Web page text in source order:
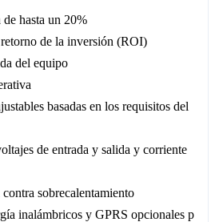
hasta un 20%
de la inversión (ROI)
del equipo
basadas en los requisitos del
de entrada y salida y corriente
sobrecalentamiento
inalámbricos y GPRS opcionales p